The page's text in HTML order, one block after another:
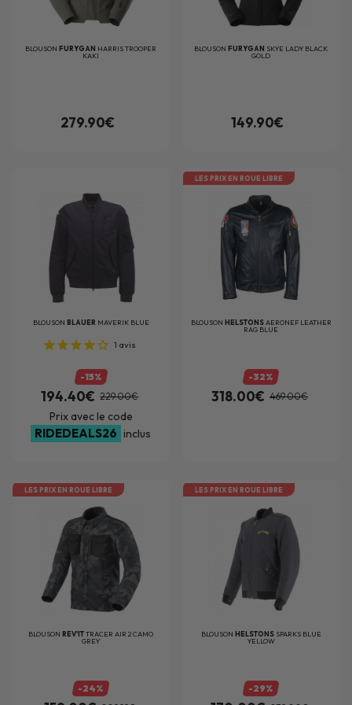
BLOUSONFURYGAN HARRIS TROOPER
KAKI
279.90€
BLOUSONFURYGAN SKYE LADY BLACK
GOLD
149.90€
BLOUSON BLAUER MAVERIK BLUE
1 avis
-15%
194.40€ 229.00€
Prix avec le code
RIDEDEALS26 inclus
LES PRIX EN ROUE LIBRE
BLOUSON HELSTONS AERONEF LEATHER
RAG BLUE
-32%
318.00€ 469.00€
LES PRIX EN ROUE LIBRE
BLOUSONREV'ITTRACER AIR 2 CAMO
GREY
-24%
LES PRIX EN ROUE LIBRE
BLOUSON HELSTONS SPARKS BLUE
YELLOW
-29%